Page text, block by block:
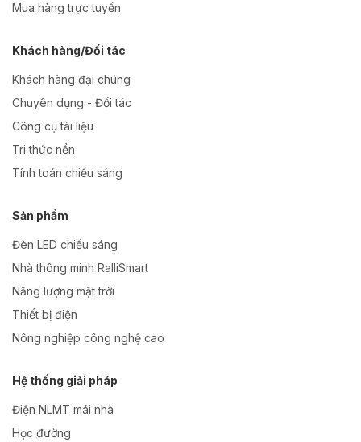
Mua hàng trực tuyến
Khách hàng/Đối tác
Khách hàng đại chúng
Chuyên dụng - Đối tác
Công cụ tài liệu
Tri thức nền
Tính toán chiếu sáng
Sản phẩm
Đèn LED chiếu sáng
Nhà thông minh RalliSmart
Năng lượng mặt trời
Thiết bị điện
Nông nghiệp công nghệ cao
Hệ thống giải pháp
Điện NLMT mái nhà
Học đường